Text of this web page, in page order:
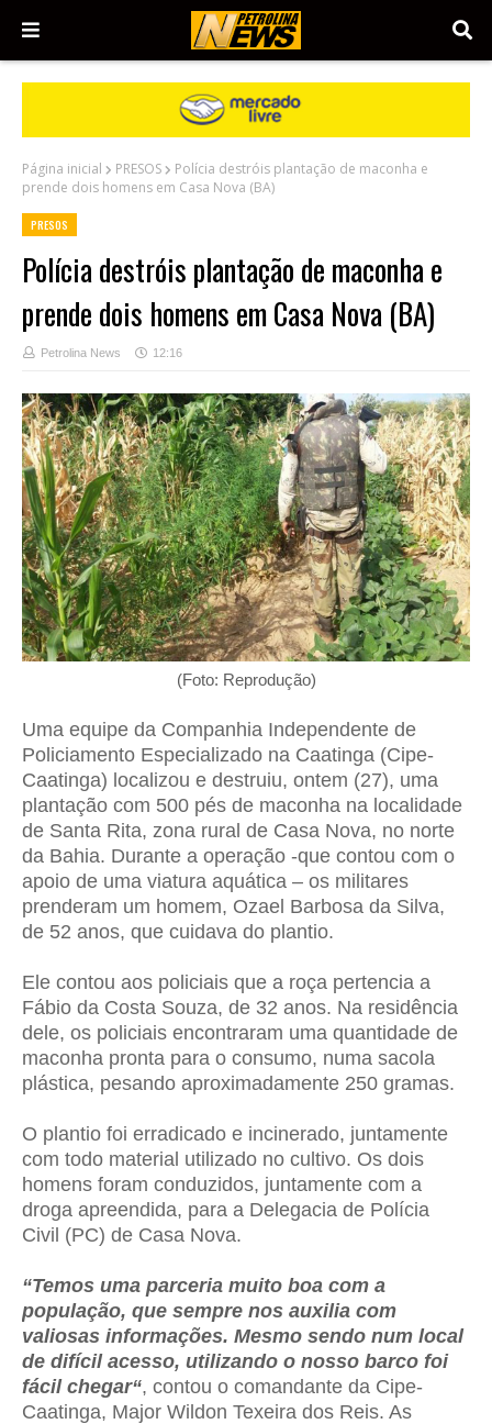
Página inicial PRESOS
Polícia destróis plantação de maconha e
prende dois homens em Casa Nova (BA)
PRESOS
Polícia destróis plantação de maconha e
prende dois homens em Casa Nova (BA)
Petrolina News 12:16
(Foto: Reprodução)
Uma equipe da Companhia Independente de
Policiamento Especializado na Caatinga (Cipe-
Caatinga) localizou e destruiu, ontem (27), uma
plantação com 500 pés de maconha na localidade
de Santa Rita, zona rural de Casa Nova, no norte
da Bahia. Durante a operação -que contou com o
apoio de uma viatura aquática – os militares
prenderam um homem, Ozael Barbosa da Silva,
de 52 anos, que cuidava do plantio.
Ele contou aos policiais que a roça pertencia a
Fábio da Costa Souza, de 32 anos. Na residência
dele, os policiais encontraram uma quantidade de
maconha pronta para o consumo, numa sacola
plástica, pesando aproximadamente 250 gramas.
O plantio foi erradicado e incinerado, juntamente
com todo material utilizado no cultivo. Os dois
homens foram conduzidos, juntamente com a
droga apreendida, para a Delegacia de Polícia
Civil (PC) de Casa Nova.
“Temos uma parceria muito boa com a
população, que sempre nos auxilia com
valiosas informações. Mesmo sendo num local
de difícil acesso, utilizando o nosso barco foi
fácil chegar“, contou o comandante da Cipe-
Caatinga, Major Wildon Texeira dos Reis. As